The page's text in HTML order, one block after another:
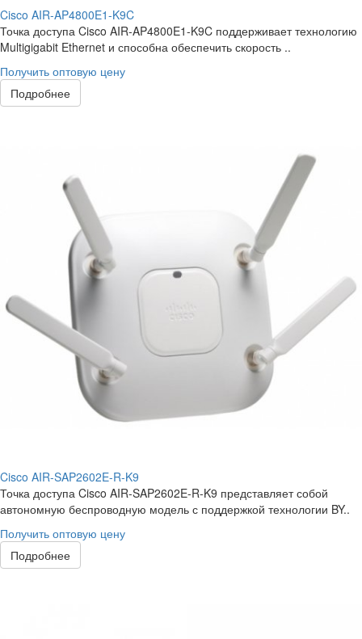
Cisco AIR-AP4800E1-K9C
Точка доступа Cisco AIR-AP4800E1-K9C поддерживает технологию
Multigigabit Ethernet и способна обеспечить скорость ..
Получить оптовую цену
Подробнее
Cisco AIR-SAP2602E-R-K9
Точка доступа Cisco AIR-SAP2602E-R-K9 представляет собой
автономную беспроводную модель с поддержкой технологии BY..
Получить оптовую цену
Подробнее